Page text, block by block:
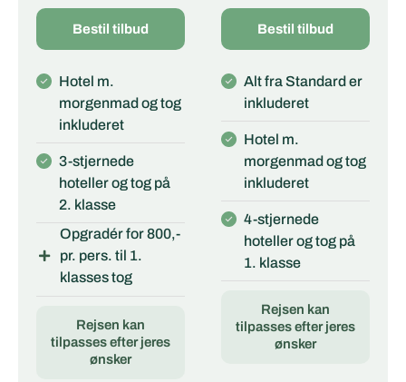
Bestil tilbud
Hotel m.
morgenmad og tog
inkluderet
3-stjernede
hoteller og tog på
2. klasse
Opgradér for 800,-
pr. pers. til 1.
klasses tog
Rejsen kan
tilpasses efter jeres
ønsker
Bestil tilbud
Alt fra Standard er
inkluderet
Hotel m.
morgenmad og tog
inkluderet
4-stjernede
hoteller og tog på
1. klasse
Rejsen kan
tilpasses efter jeres
ønsker